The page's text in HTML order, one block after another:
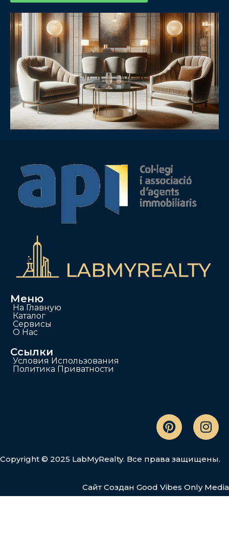
Меню
На Главную
Каталог
Сервисы
О Нас
Ссылки
Условия Использования
Политика Приватности
Copyright © 2025 LabMyRealty. Все права защищены.
Сайт Создан Good Vibes Only Media